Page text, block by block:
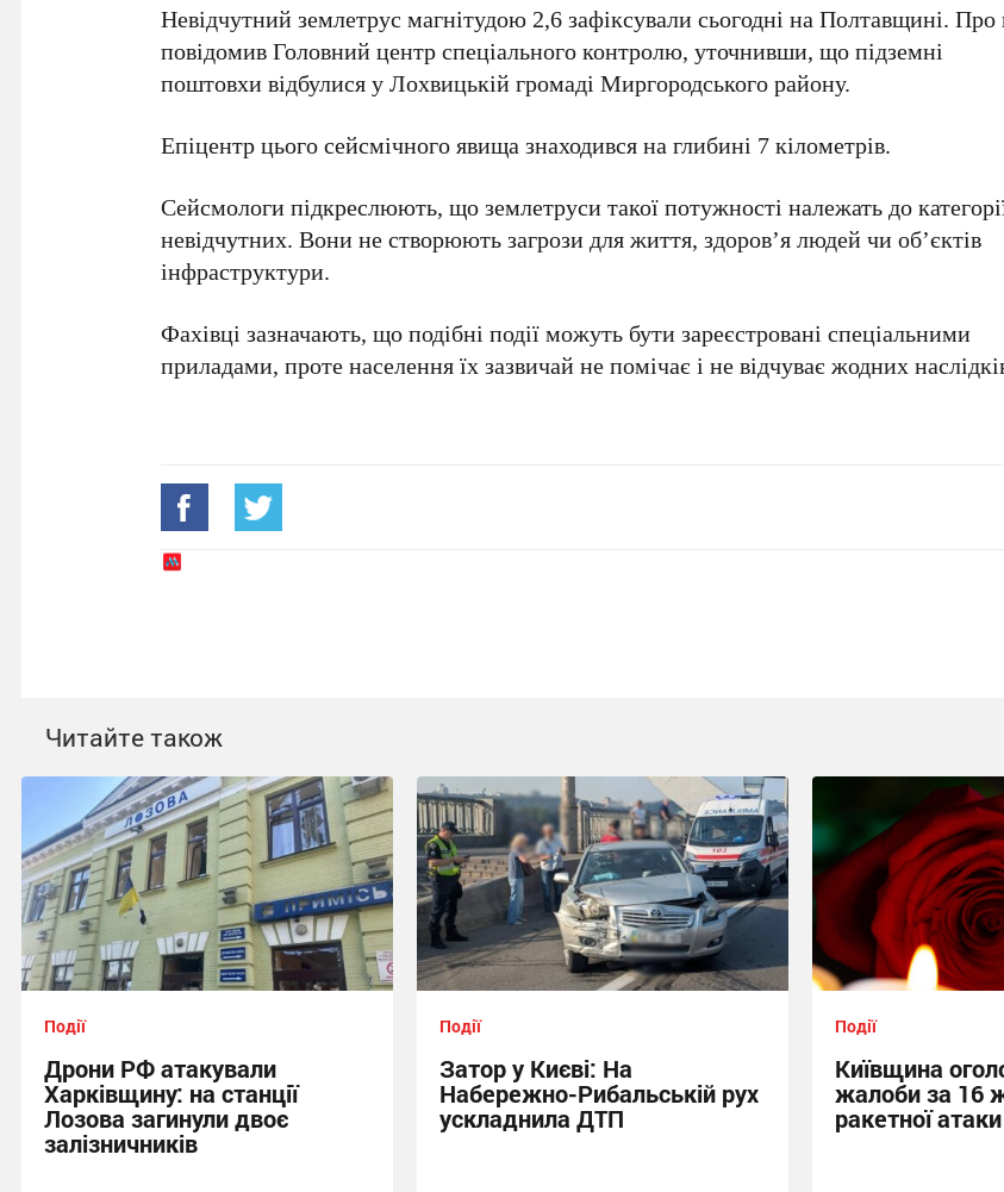
Невідчутний землетрус магнітудою2,6зафіксувалисьогодні на Полтавщині. Про
повідомивГоловний центр спеціального контролю, уточнивши, що підземні
поштовхи відбулися уЛохвицькій громаді Миргородського району.
Епіцентр цього сейсмічного явища знаходився на глибині 7 кілометрів.
Сейсмологи підкреслюють, що землетруси такої потужності належать до
невідчутних. Вони не створюють загрози для життя, здоров’я людей чи об’єктів
інфраструктури.
Фахівці зазначають, що подібні події можуть бути зареєстровані спеціальними
приладами, проте населення їх зазвичай не помічає і не відчуває жодних
Читайте також
Події
Дрони РФ атакували
Харківщину: на станції
Лозова загинули двоє
залізничників
Події
Затор у Києві: На
Набережно-Рибальській рух
ускладнила ДТП
Події
Київщина
жалоби за 16
ракетної